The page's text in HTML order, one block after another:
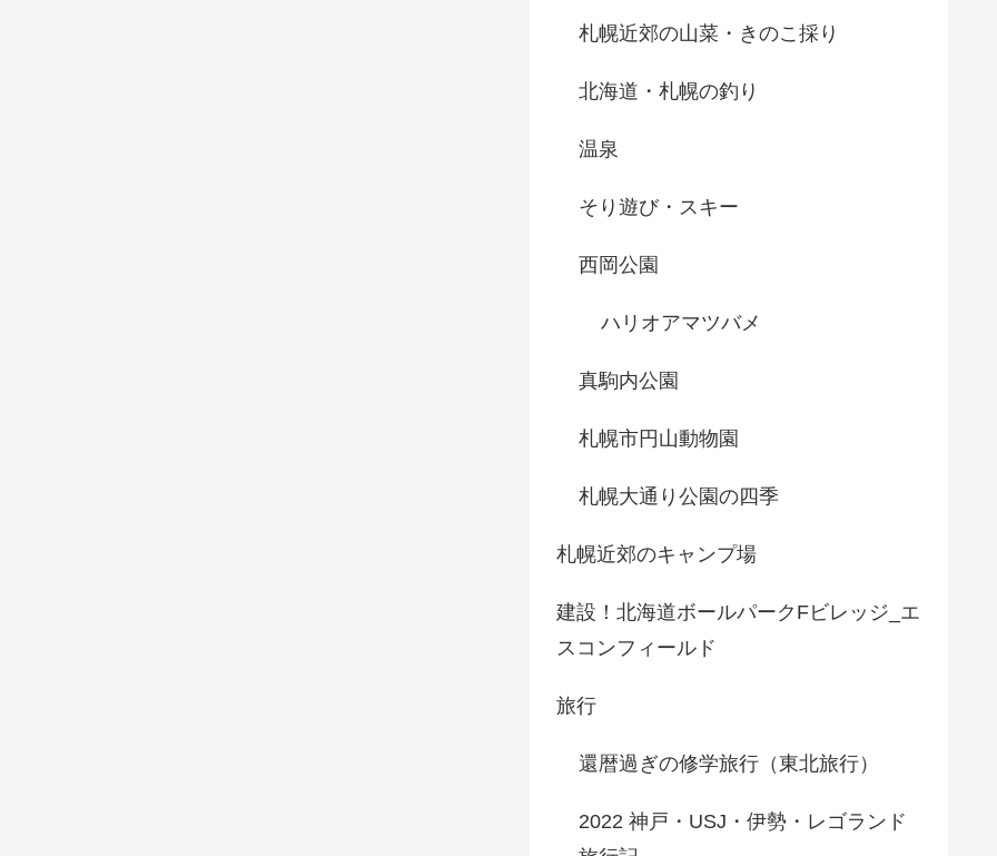
札幌近郊の山菜・きのこ採り
北海道・札幌の釣り
温泉
そり遊び・スキー
西岡公園
ハリオアマツバメ
真駒内公園
札幌市円山動物園
札幌大通り公園の四季
札幌近郊のキャンプ場
建設！北海道ボールパークFビレッジ_エ
スコンフィールド
旅行
還暦過ぎの修学旅行（東北旅行）
2022 神戸・USJ・伊勢・レゴランド